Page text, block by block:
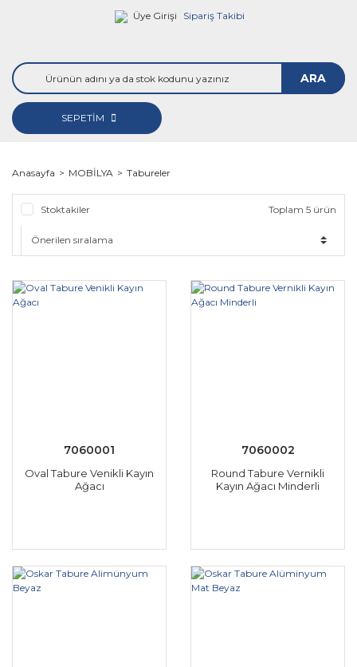
Üye Girişi Sipariş Takibi
ARA
SEPETİM
Anasayfa MOBİLYA Tabureler
Stoktakiler Toplam 5 ürün
7060001
Oval Tabure Venikli Kayın
Ağacı
7060002
Round Tabure Vernikli
Kayın Ağacı Minderli